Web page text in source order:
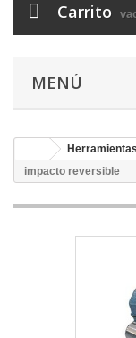
Carrito
MENÚ
Herramientas
impacto reversible